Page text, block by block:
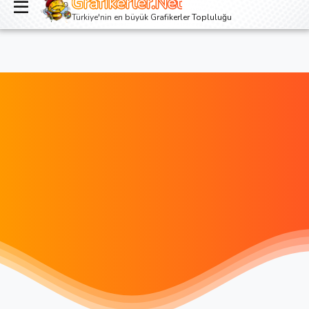
Giriş yap Kayıt ol
Türkiye'nin en büyük Grafikerler Topluluğu